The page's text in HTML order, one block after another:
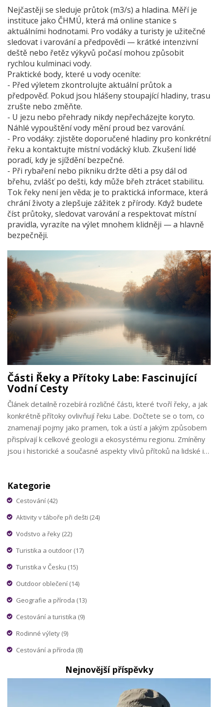
Nejčastěji se sleduje průtok (m3/s) a hladina. Měří je
instituce jako ČHMÚ, která má online stanice s
aktuálními hodnotami. Pro vodáky a turisty je užitečné
sledovat i varování a předpovědi — krátké intenzivní
deště nebo řetěz výkyvů počasí mohou způsobit
rychlou kulminaci vody.
Praktické body, které u vody oceníte:
- Před výletem zkontrolujte aktuální průtok a
předpověď. Pokud jsou hlášeny stoupající hladiny, trasu
zrušte nebo změňte.
- U jezu nebo přehrady nikdy nepřecházejte koryto.
Náhlé vypouštění vody mění proud bez varování.
- Pro vodáky: zjistěte doporučené hladiny pro konkrétní
řeku a kontaktujte místní vodácký klub. Zkušení lidé
poradí, kdy je sjíždění bezpečné.
- Při rybaření nebo pikniku držte děti a psy dál od
břehu, zvlášť po dešti, kdy může břeh ztrácet stabilitu.
Tok řeky není jen věda; je to praktická informace, která
chrání životy a zlepšuje zážitek z přírody. Když budete
číst průtoky, sledovat varování a respektovat místní
pravidla, vyrazíte na výlet mnohem klidněji — a hlavně
bezpečněji.
Části Řeky a Přítoky Labe: Fascinující
Vodní Cesty
Článek detailně rozebírá rozličné části, které tvoří řeky, a jak
konkrétně přítoky ovlivňují řeku Labe. Dočtete se o tom, co
znamenají pojmy jako pramen, tok a ústí a jakým způsobem
přispívají k celkové geologii a ekosystému regionu. Zmíněny
jsou i historické a současné aspekty vlivů přítoků na lidské i
význam těchto vodních cest.
Kategorie
Cestování (42)
Aktivity v táboře při dešti (24)
Vodstvo a řeky (22)
Turistika a outdoor (17)
Turistika v Česku (15)
Outdoor oblečení (14)
Geografie a příroda (13)
Cestování a turistika (9)
Rodinné výlety (9)
Cestování a příroda (8)
Nejnovější příspěvky